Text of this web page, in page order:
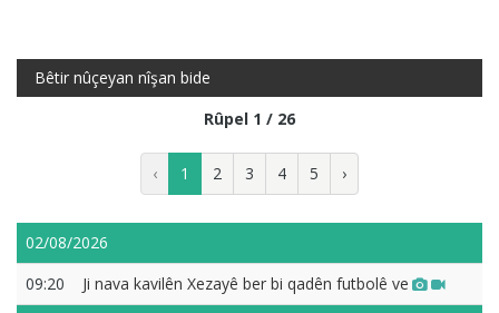
Bêtir nûçeyan nîşan bide
Rûpel 1 / 26
‹ 1 2 3 4 5 ›
02/08/2026
09:20
Ji nava kavilên Xezayê ber bi qadên futbolê ve